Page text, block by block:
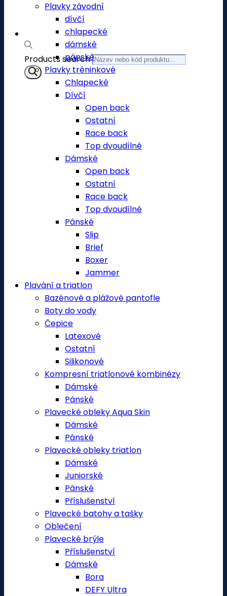
Products search
Plavky závodní
dívčí
chlapecké
dámské
pánské
Plavky tréninkové
Chlapecké
Dívčí
Open back
Ostatní
Race back
Top dvoudílné
Dámské
Open back
Ostatní
Race back
Top dvoudílné
Pánské
Slip
Brief
Boxer
Jammer
Plavání a triatlon
Bazénové a plážové pantofle
Boty do vody
Čepice
Latexové
Ostatní
Silikonové
Kompresní triatlonové kombinézy
Dámské
Pánské
Plavecké obleky Aqua Skin
Dámské
Pánské
Plavecké obleky triatlon
Dámské
Juniorské
Pánské
Příslušenství
Plavecké batohy a tašky
Oblečení
Plavecké brýle
Příslušenství
Dámské
Bora
DEFY Ultra